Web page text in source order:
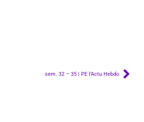
sem. 32 – 35 | PE l’Actu Hebdo